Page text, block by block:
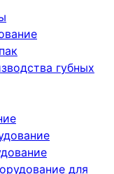
губных
для